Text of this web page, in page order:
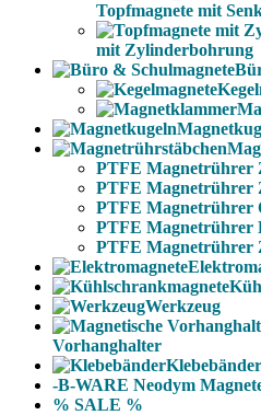
Topfmagnete mit
mit Zylinderbohrung
PTFE Magnetrührer
PTFE Magnetrührer
PTFE Magnetrührer
PTFE Magnetrührer
PTFE Magnetrührer
Werkzeug
Vorhanghalter
Klebebänder
-B-WARE Neodym
% SALE %